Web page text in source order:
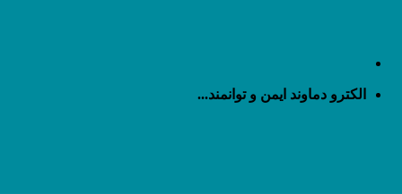
الکترو دماوند ایمن و توانمند...